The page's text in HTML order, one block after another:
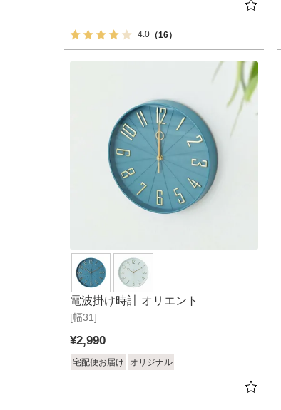
4.0 （16）
[幅31]
電波掛け時計 オリエント
¥2,990
宅配便お届け オリジナル